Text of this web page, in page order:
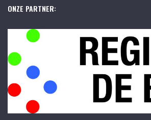
ONZE PARTNER: